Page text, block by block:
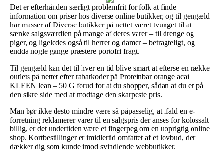
Det er efterhånden særligt problemfrit for folk at finde
information om priser hos diverse online butikker, og til gengæld
har masser af Diverse butikker på nettet været tvunget til at
sænke salgsværdien på mange af deres varer – til drenge og
piger, og ligeledes også til herrer og damer – betragteligt, og
endda nogle gange præstere portofri fragt.
Til gengæld kan det til hver en tid blive smart at efterse en række
outlets på nettet efter rabatkoder på Proteinbar orange acai
KLEEN lean – 50 G forud for at du shopper, sådan at du er på
den sikre side med at modtage den skarpeste pris.
Man bør ikke desto mindre være så påpasselig, at ifald en e-
forretning reklamerer varer til en salgspris der anses for kolossalt
billig, er det undertiden være et fingerpeg om en uoprigtig online
shop. Kortbestillinger er imidlertid omfattet af et lovbud, der
dækker dig som kunde imod svindlende webbutikker.